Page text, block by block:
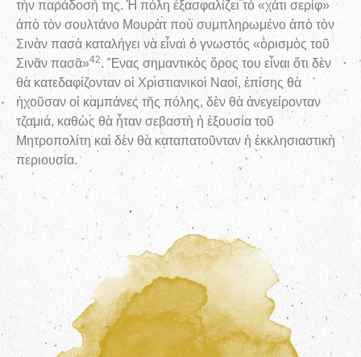
τὴν παράδοσή της. Ἡ πόλη ἐξασφαλίζει τό «χάτι σερίφ»
ἀπὸ τὸν σουλτάνο Μουρὰτ ποὺ συμπληρωμένο ἀπὸ τὸν
Σινὰν πασὰ καταλήγει νὰ εἶναι ὁ γνωστός «ὁρισμὸς τοῦ
Σινᾶν πασᾶ»42. Ἕνας σημαντικὸς ὅρος του εἶναι ὅτι δὲν
θὰ κατεδαφίζονταν οἱ Χριστιανικοὶ Ναοί, ἐπίσης θὰ
ἠχοῦσαν οἱ καμπάνες τῆς πόλης, δὲν θὰ ἀνεγείρονταν
τζαμιά, καθὼς θὰ ἦταν σεβαστὴ ἡ ἐξουσία τοῦ
Μητροπολίτη καὶ δὲν θὰ καταπατοῦνταν ἡ ἐκκλησιαστικὴ
περιουσία.